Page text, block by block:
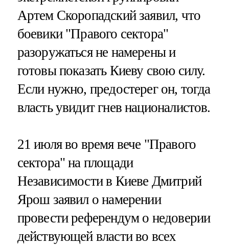
Артем Скоропадский заявил, что
боевики "Правого сектора"
разоружаться не намерены и
готовы показать Киеву свою силу.
Если нужно, предостерег он, тогда
власть увидит гнев националистов.
21 июля во время вече "Правого
сектора" на площади
Независимости в Киеве Дмитрий
Ярош заявил о намерении
провести референдум о недоверии
действующей власти во всех